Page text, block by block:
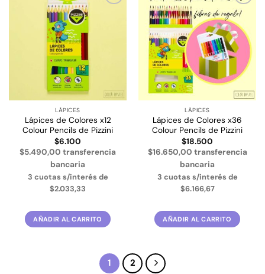
LÁPICES
Lápices de Colores x12
Colour Pencils de Pizzini
$6.100
$5.490,00 transferencia
bancaria
3 cuotas s/interés de
$2.033,33
AÑADIR AL CARRITO
Añadir
a la
lista de
deseos
LÁPICES
Lápices de Colores x36
Colour Pencils de Pizzini
$18.500
$16.650,00 transferencia
bancaria
3 cuotas s/interés de
$6.166,67
AÑADIR AL CARRITO
1 2